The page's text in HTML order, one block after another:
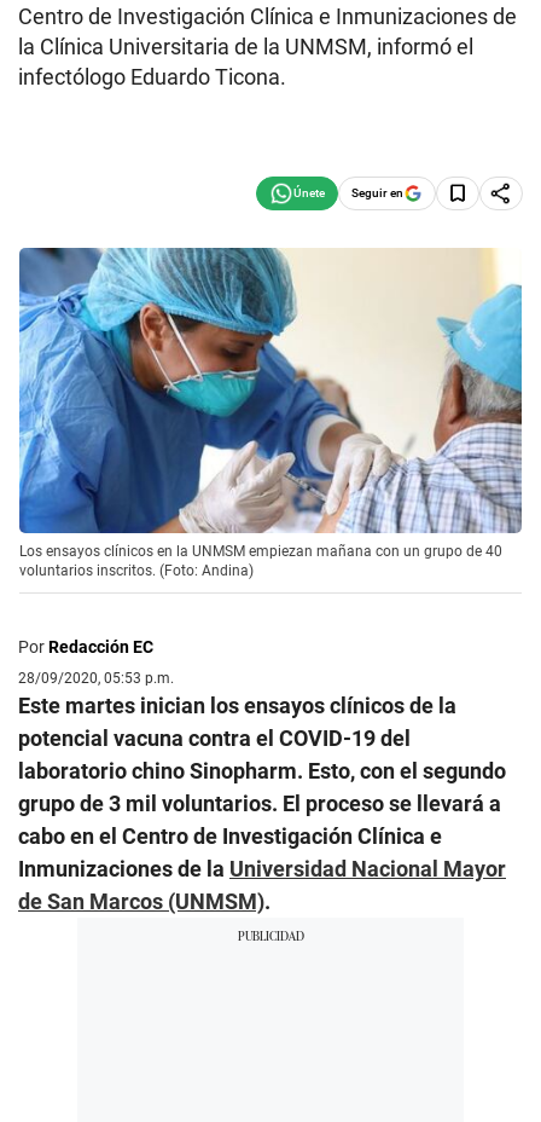
Centro de Investigación Clínica e Inmunizaciones de
la Clínica Universitaria de la UNMSM, informó el
infectólogo Eduardo Ticona.
Seguir en
Los ensayos clínicos en la UNMSM empiezan mañana con un grupo de 40
voluntarios inscritos. (Foto: Andina)
PorRedacción EC
28/09/2020, 05:53 p.m.
Este martes inician los ensayos clínicos de la
potencial vacuna contra el COVID-19 del
laboratorio chino Sinopharm. Esto, con el segundo
grupo de 3 mil voluntarios. El proceso se llevará a
cabo en el Centro de Investigación Clínica e
Inmunizaciones de la Universidad Nacional Mayor
de San Marcos (UNMSM).